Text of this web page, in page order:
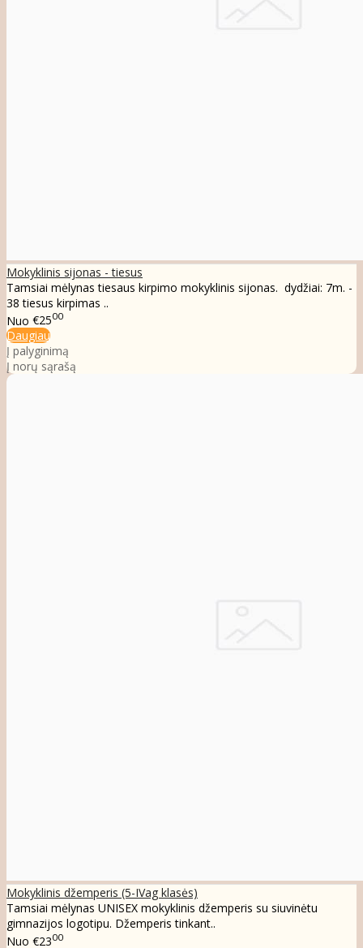
Mokyklinis sijonas - tiesus
Tamsiai mėlynas tiesaus kirpimo mokyklinis sijonas. dydžiai: 7m. -
38 tiesus kirpimas ..
Nuo €2500
Daugiau
Į palyginimą
Į norų sąrašą
Mokyklinis džemperis (5-IVag klasės)
Tamsiai mėlynas UNISEX mokyklinis džemperis su siuvinėtu
gimnazijos logotipu. Džemperis tinkant..
Nuo €2300